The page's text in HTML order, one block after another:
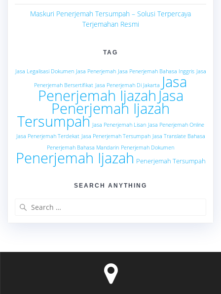
Maskuri Penerjemah Tersumpah – Solusi Terpercaya
Terjemahan Resmi
TAG
Jasa Legalisasi Dokumen Jasa Penerjemah Jasa Penerjemah Bahasa Inggris Jasa
Penerjemah Bersertifikat Jasa Penerjemah Di Jakarta Jasa
Penerjemah Ijazah Jasa
Penerjemah Ijazah
Tersumpah Jasa Penerjemah Lisan Jasa Penerjemah Online
Jasa Penerjemah Terdekat Jasa Penerjemah Tersumpah Jasa Translate Bahasa
Penerjemah Bahasa Mandarin Penerjemah Dokumen
Penerjemah Ijazah Penerjemah Tersumpah
SEARCH ANYTHING